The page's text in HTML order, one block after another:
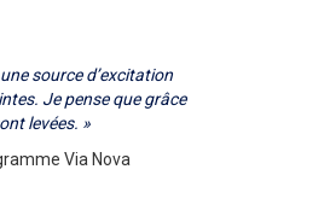
source d’excitation
Je pense que grâce
levées. »
Via Nova